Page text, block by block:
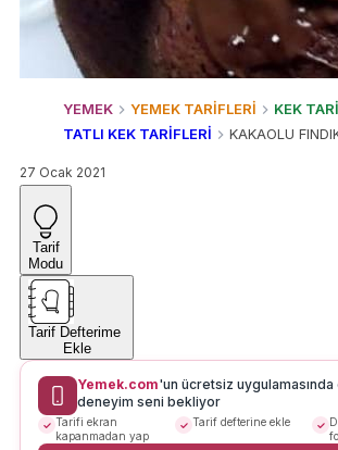
YEMEK YEMEK TARİFLERİ
KEK
TATLI KEK TARİFLERİ
KAKAOLU
27 Ocak 2021
Tarif
Modu
Tarif Defterime
Ekle
Yemek.com'un ücretsiz
deneyim seni bekliyor
Tarifi ekran
kapanmadan yap
Tarif defterine ekle